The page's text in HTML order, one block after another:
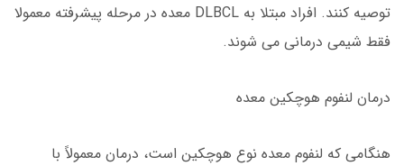
توصیه کنند. افراد مبتلا به DLBCL معده در مرحله پیشرفته معمولا
فقط شیمی درمانی می شوند.
درمان لنفوم هوچکین معده
هنگامی که لنفوم معده نوع هوچکین است، درمان معمولاً با